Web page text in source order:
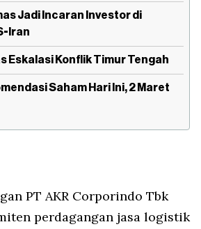
Jadi Incaran Investor di
Iran
Eskalasi Konflik Timur Tengah
Saham Hari Ini, 2 Maret
PT AKR Corporindo Tbk
perdagangan jasa logistik